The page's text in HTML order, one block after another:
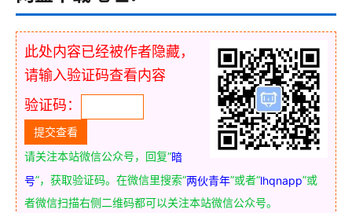
此处内容已经被作者隐藏，
请输入验证码查看内容
验证码：
请关注本站微信公众号，回复“暗
号”，获取验证码。在微信里搜索“两伙青年”或者“lhqnapp”或
者微信扫描右侧二维码都可以关注本站微信公众号。